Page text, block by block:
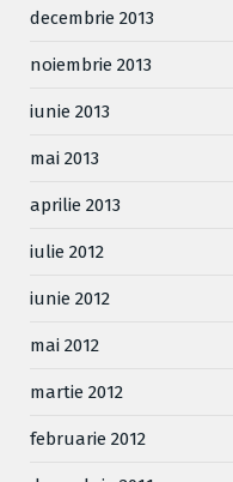
decembrie 2013
noiembrie 2013
iunie 2013
mai 2013
aprilie 2013
iulie 2012
iunie 2012
mai 2012
martie 2012
februarie 2012